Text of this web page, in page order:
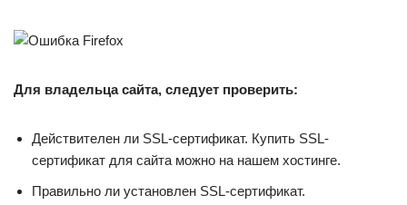
Для владельца сайта, следует проверить:
Действителен ли SSL-сертификат. Купить SSL-
сертификат для сайта можно на нашем хостинге.
Правильно ли установлен SSL-сертификат.